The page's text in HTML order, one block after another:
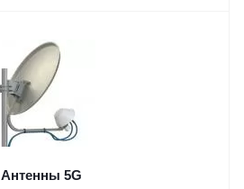
Антенны 5G